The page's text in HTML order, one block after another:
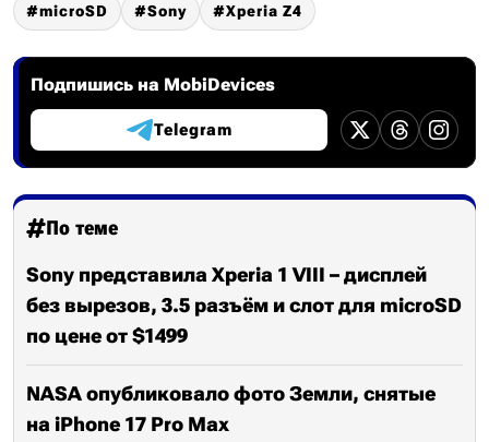
microSD Sony Xperia Z4
Подпишись на MobiDevices
Telegram
По теме
Sony представила Xperia 1 VIII – дисплей
без вырезов, 3.5 разъём и слот для microSD
по цене от $1499
NASA опубликовало фото Земли, снятые
на iPhone 17 Pro Max